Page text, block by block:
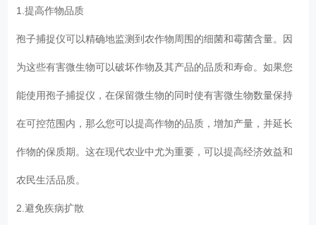
1.提高作物品质
孢子捕捉仪可以精确地监测到农作物周围的细菌和霉菌含量。因
为这些有害微生物可以破坏作物及其产品的品质和寿命。如果您
能使用孢子捕捉仪，在保留微生物的同时使有害微生物数量保持
在可控范围内，那么您可以提高作物的品质，增加产量，并延长
作物的保质期。这在现代农业中尤为重要，可以提高经济效益和
农民生活品质。
2.避免疾病扩散